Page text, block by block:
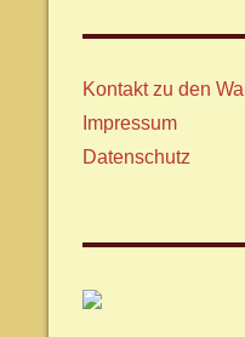
Kontakt zu den
Impressum
Datenschutz